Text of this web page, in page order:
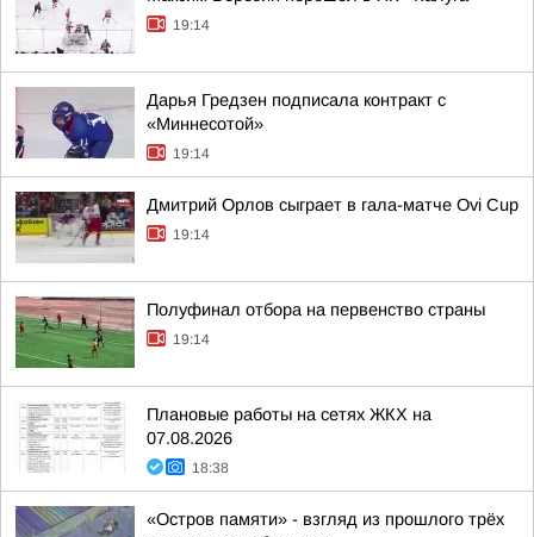
19:14
Дарья Гредзен подписала контракт с
«Миннесотой»
19:14
Дмитрий Орлов сыграет в гала-матче Ovi Cup
19:14
Полуфинал отбора на первенство страны
19:14
Плановые работы на сетях ЖКХ на
07.08.2026
18:38
«Остров памяти» - взгляд из прошлого трёх